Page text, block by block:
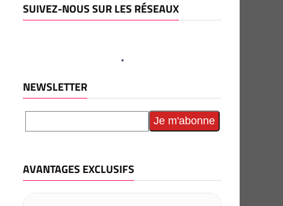
SUIVEZ-NOUS SUR LES RÉSEAUX
NEWSLETTER
AVANTAGES EXCLUSIFS